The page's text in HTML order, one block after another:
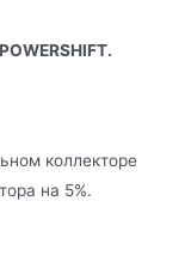
коллекторе
на 5%.